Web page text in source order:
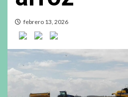
febrero 13, 2026